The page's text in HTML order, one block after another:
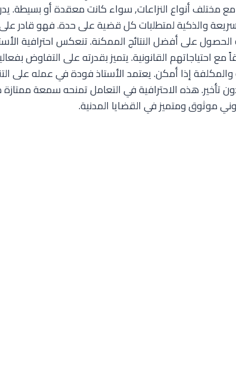
مختلف أنواع النزاعات, سواء كانت معقدة أو بسيطة.
والذكية لمتطلبات كل قضية على حدة. فهو قادر
على أفضل النتائج الممكنة. تنعكس احترافية
مع احتياجاتهم القانونية. يتميز بقدرته على التفاوض
إذا أمكن. يعتمد الأستاذ فودة في عمله على
تأخير. هذه الاحترافية في التعامل تمنحه سمعة
موثوق ومتميز في القضايا المدنية.